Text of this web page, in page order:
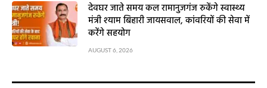
देवघर जाते समय कल रामानुजगंज रुकेंगे स्वास्थ्य
मंत्री श्याम बिहारी जायसवाल, कांवरियों की सेवा में
करेंगे सहयोग
AUGUST 6, 2026